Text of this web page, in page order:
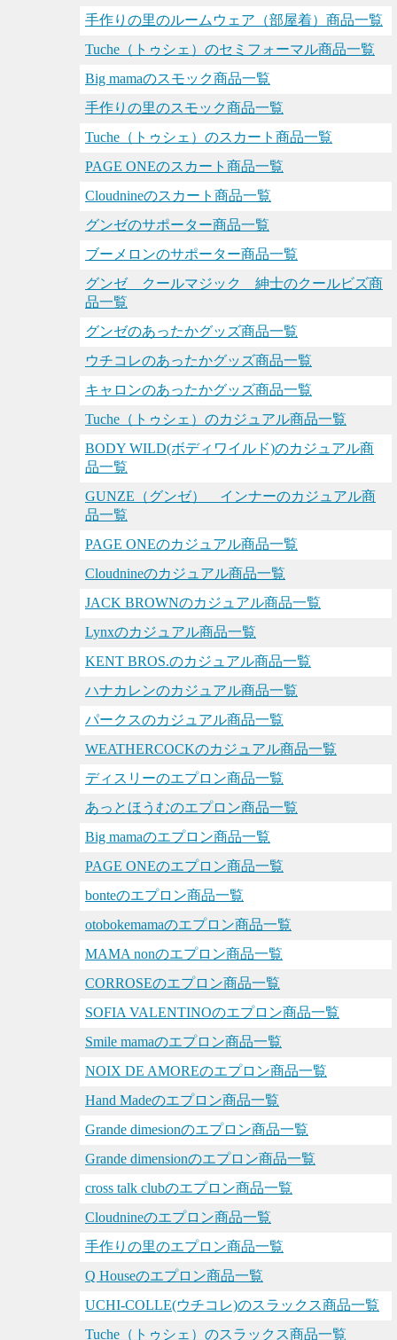
手作りの里のルームウェア（部屋着）商品一覧
Tuche（トゥシェ）のセミフォーマル商品一覧
Big mamaのスモック商品一覧
手作りの里のスモック商品一覧
Tuche（トゥシェ）のスカート商品一覧
PAGE ONEのスカート商品一覧
Cloudnineのスカート商品一覧
グンゼのサポーター商品一覧
ブーメロンのサポーター商品一覧
グンゼ クールマジック 紳士のクールビズ商
品一覧
グンゼのあったかグッズ商品一覧
ウチコレのあったかグッズ商品一覧
キャロンのあったかグッズ商品一覧
Tuche（トゥシェ）のカジュアル商品一覧
BODY WILD(ボディワイルド)のカジュアル商
品一覧
GUNZE（グンゼ） インナーのカジュアル商
品一覧
PAGE ONEのカジュアル商品一覧
Cloudnineのカジュアル商品一覧
JACK BROWNのカジュアル商品一覧
Lynxのカジュアル商品一覧
KENT BROS.のカジュアル商品一覧
ハナカレンのカジュアル商品一覧
パークスのカジュアル商品一覧
WEATHERCOCKのカジュアル商品一覧
ディスリーのエプロン商品一覧
あっとほうむのエプロン商品一覧
Big mamaのエプロン商品一覧
PAGE ONEのエプロン商品一覧
bonteのエプロン商品一覧
otobokemamaのエプロン商品一覧
MAMA nonのエプロン商品一覧
CORROSEのエプロン商品一覧
SOFIA VALENTINOのエプロン商品一覧
Smile mamaのエプロン商品一覧
NOIX DE AMOREのエプロン商品一覧
Hand Madeのエプロン商品一覧
Grande dimesionのエプロン商品一覧
Grande dimensionのエプロン商品一覧
cross talk clubのエプロン商品一覧
Cloudnineのエプロン商品一覧
手作りの里のエプロン商品一覧
Q Houseのエプロン商品一覧
UCHI-COLLE(ウチコレ)のスラックス商品一覧
Tuche（トゥシェ）のスラックス商品一覧